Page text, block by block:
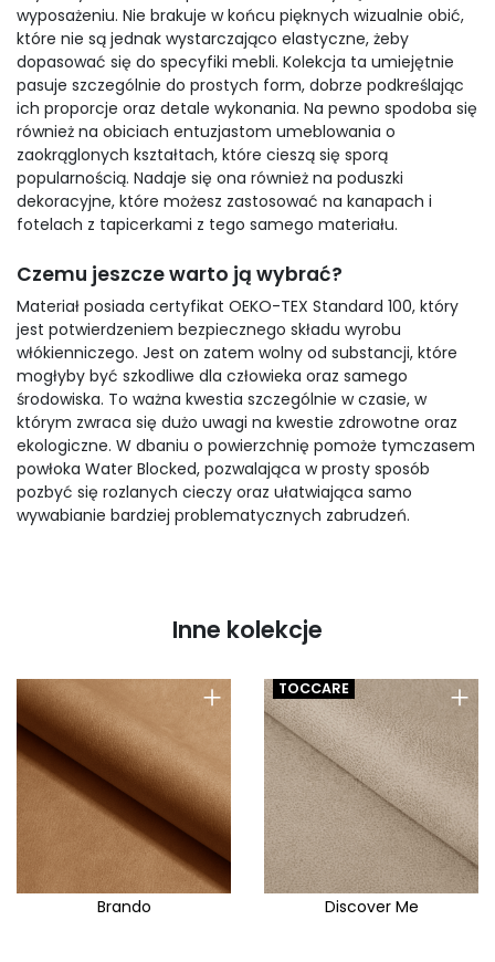
wyposażeniu. Nie brakuje w końcu pięknych wizualnie obić,
które nie są jednak wystarczająco elastyczne, żeby
dopasować się do specyfiki mebli. Kolekcja ta umiejętnie
pasuje szczególnie do prostych form, dobrze podkreślając
ich proporcje oraz detale wykonania. Na pewno spodoba się
również na obiciach entuzjastom umeblowania o
zaokrąglonych kształtach, które cieszą się sporą
popularnością. Nadaje się ona również na poduszki
dekoracyjne, które możesz zastosować na kanapach i
fotelach z tapicerkami z tego samego materiału.
Czemu jeszcze warto ją wybrać?
Materiał posiada certyfikat OEKO-TEX Standard 100, który
jest potwierdzeniem bezpiecznego składu wyrobu
włókienniczego. Jest on zatem wolny od substancji, które
mogłyby być szkodliwe dla człowieka oraz samego
środowiska. To ważna kwestia szczególnie w czasie, w
którym zwraca się dużo uwagi na kwestie zdrowotne oraz
ekologiczne. W dbaniu o powierzchnię pomoże tymczasem
powłoka Water Blocked, pozwalająca w prosty sposób
pozbyć się rozlanych cieczy oraz ułatwiająca samo
wywabianie bardziej problematycznych zabrudzeń.
Inne kolekcje
+
Brando
+
TOCCARE
Discover Me